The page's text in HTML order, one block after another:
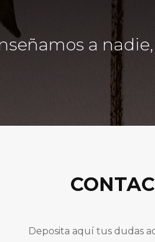
a nadie,
Deposita aquí tus dudas